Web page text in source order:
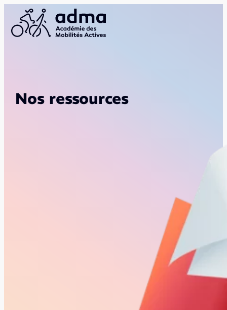
Nos ressources